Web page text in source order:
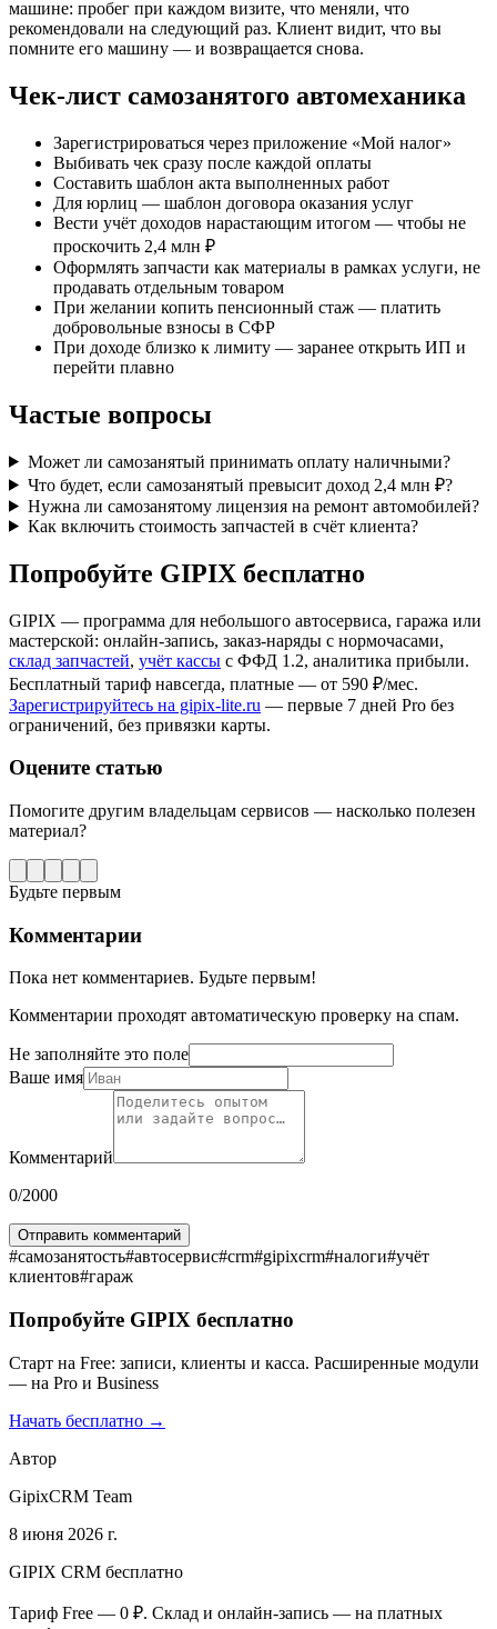
машине: пробег при каждом визите, что меняли, что
рекомендовали на следующий раз. Клиент видит, что вы
помните его машину — и возвращается снова.
Чек-лист самозанятого автомеханика
Зарегистрироваться через приложение «Мой налог»
Выбивать чек сразу после каждой оплаты
Составить шаблон акта выполненных работ
Для юрлиц — шаблон договора оказания услуг
Вести учёт доходов нарастающим итогом — чтобы не
проскочить 2,4 млн ₽
Оформлять запчасти как материалы в рамках услуги, не
продавать отдельным товаром
При желании копить пенсионный стаж — платить
добровольные взносы в СФР
При доходе близко к лимиту — заранее открыть ИП и
перейти плавно
Частые вопросы
Может ли самозанятый принимать оплату наличными?
Что будет, если самозанятый превысит доход 2,4 млн ₽?
Нужна ли самозанятому лицензия на ремонт автомобилей?
Как включить стоимость запчастей в счёт клиента?
Попробуйте GIPIX бесплатно
GIPIX — программа для небольшого автосервиса, гаража или
мастерской: онлайн-запись, заказ-наряды с нормочасами,
склад запчастей, учёт кассы с ФФД 1.2, аналитика прибыли.
Бесплатный тариф навсегда, платные — от 590 ₽/мес.
Зарегистрируйтесь на gipix-lite.ru — первые 7 дней Pro без
ограничений, без привязки карты.
Оцените статью
Помогите другим владельцам сервисов — насколько полезен
материал?
Будьте первым
Комментарии
Пока нет комментариев. Будьте первым!
Комментарии проходят автоматическую проверку на спам.
Не заполняйте это поле
Ваше имя
Комментарий
0/2000
Отправить комментарий
#самозанятость#автосервис#crm#gipixcrm#налоги#учёт
клиентов#гараж
Попробуйте GIPIX бесплатно
Старт на Free: записи, клиенты и касса. Расширенные модули
— на Pro и Business
Начать бесплатно →
Автор
GipixCRM Team
8 июня 2026 г.
GIPIX CRM бесплатно
Тариф Free — 0 ₽. Склад и онлайн-запись — на платных